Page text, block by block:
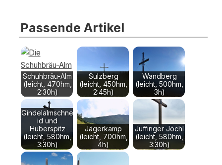
Passende Artikel
Schuhbräu-Alm
(leicht, 470hm,
2:30h)
Sulzberg
(leicht, 450hm,
2:45h)
Wandberg
(leicht, 500hm,
3h)
Gindelalmschne
id und
Huberspitz
(leicht, 580hm,
3:30h)
Jägerkamp
(leicht, 700hm,
4h)
Juffinger Jöchl
(leicht, 580hm,
3:30h)